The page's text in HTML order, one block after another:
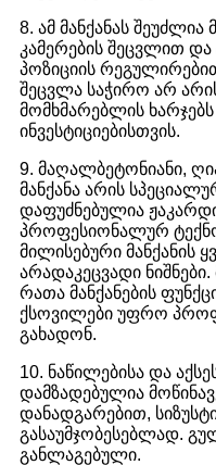
8. ამ მანქანას
კამერების შეცვლით
პოზიციის
შეცვლა საჭირო არ
მომხმარებლის
ინვესტიციებისთვის.
9. მაღალბეტონიანი,
მანქანა არის
დაფუძნებულია
პროფესიონალურ
მილისებური მანქანის
არადაკეცვადი ნიშნები.
რათა მანქანების
ქსოვილები უფრო
გახადონ.
10. ნაწილებისა და
დამზადებულია
დანადგარებით,
გასაუმჯობესებლად.
განლაგებული.